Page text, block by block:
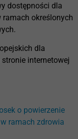
dostępności dla
określonych
dla
internetowej
o powierzenie
ramach zdrowia